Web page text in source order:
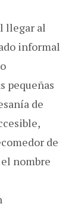
llegar al
informal
pequeñas
de
de
nombre